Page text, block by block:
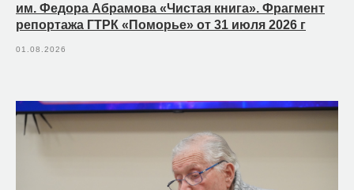
им. Федора Абрамова «Чистая книга». Фрагмент
репортажа ГТРК «Поморье» от 31 июля 2026 г
01.08.2026